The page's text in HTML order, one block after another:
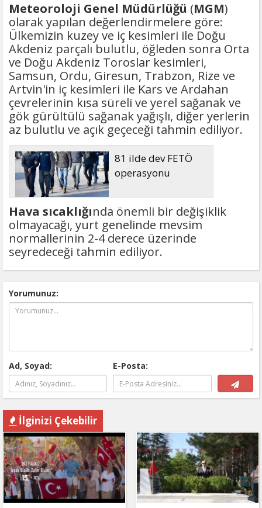
Meteoroloji Genel Müdürlüğü (MGM)
olarak yapılan değerlendirmelere göre:
Ülkemizin kuzey ve iç kesimleri ile Doğu
Akdeniz parçalı bulutlu, öğleden sonra Orta
ve Doğu Akdeniz Toroslar kesimleri,
Samsun, Ordu, Giresun, Trabzon, Rize ve
Artvin'in iç kesimleri ile Kars ve Ardahan
çevrelerinin kısa süreli ve yerel sağanak ve
gök gürültülü sağanak yağışlı, diğer yerlerin
az bulutlu ve açık geçeceği tahmin ediliyor.
81 ilde dev FETÖ
operasyonu
Hava sıcaklığında önemli bir değişiklik
olmayacağı, yurt genelinde mevsim
normallerinin 2-4 derece üzerinde
seyredeceği tahmin ediliyor.
Yorumunuz:
Ad, Soyad: E-Posta:
İlginizi Çekebilir